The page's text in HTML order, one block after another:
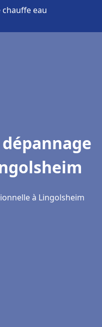
eau
à Lingolsheim